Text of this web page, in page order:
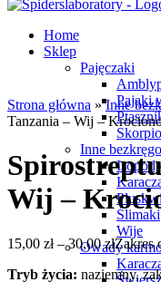
Home
Sklep
Pajęczaki
Pająki
Inne
Ślimaki
Wije
Owady
Strona główna »Inne
Tanzania – Wij –
Wij –
15,00 zł – 30,00złZakres
Tryb życia: naziemny,